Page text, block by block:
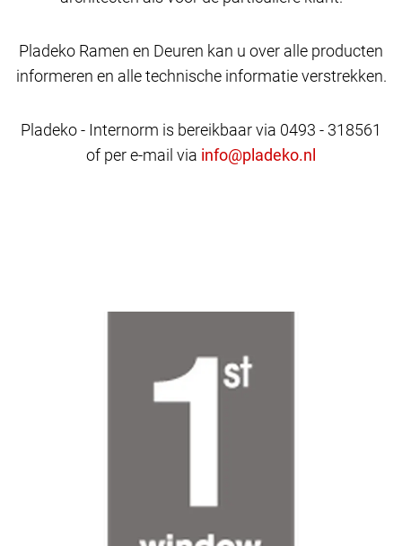
Pladeko Ramen en Deuren kan u over alle producten
informeren en alle technische informatie verstrekken.
Pladeko - Internorm is bereikbaar via 0493 - 318561
of per e-mail via